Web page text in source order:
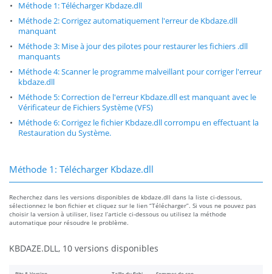
Méthode 1: Télécharger Kbdaze.dll
Méthode 2: Corrigez automatiquement l'erreur de Kbdaze.dll
manquant
Méthode 3: Mise à jour des pilotes pour restaurer les fichiers .dll
manquants
Méthode 4: Scanner le programme malveillant pour corriger l'erreur
kbdaze.dll
Méthode 5: Correction de l'erreur Kbdaze.dll est manquant avec le
Vérificateur de Fichiers Système (VFS)
Méthode 6: Corrigez le fichier Kbdaze.dll corrompu en effectuant la
Restauration du Système.
Méthode 1: Télécharger Kbdaze.dll
Recherchez dans les versions disponibles de kbdaze.dll dans la liste ci-dessous,
sélectionnez le bon fichier et cliquez sur le lien “Télécharger”. Si vous ne pouvez pas
choisir la version à utiliser, lisez l’article ci-dessous ou utilisez la méthode
automatique pour résoudre le problème.
KBDAZE.DLL, 10 versions disponibles